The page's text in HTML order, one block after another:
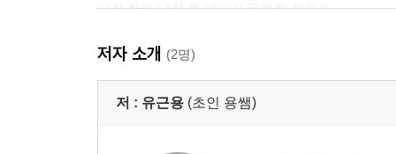
낙찰 전과 낙찰 후 태도가 돌변한 점유자
점유자의 말만 믿고 있다가 큰코다친다
: 공매는 소유권이전과 동시에 점유이전금지가처
뜻밖의 이해당사자, 강제집행 현장에 나타나다
저자 소개 (2명)
저 : 유근용 (초인 용쌤)